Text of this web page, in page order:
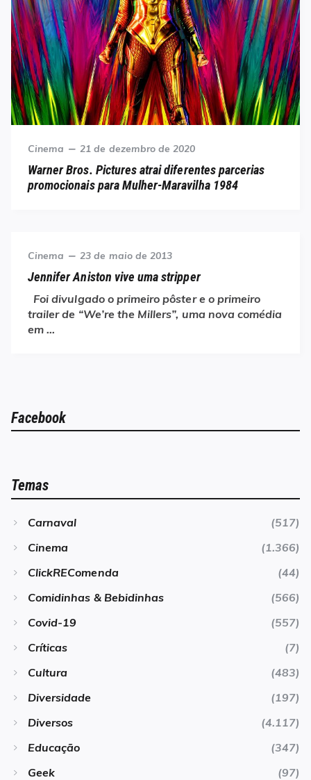
Category
Cinema
Posted
21 de dezembro de 2020
Warner Bros. Pictures atrai diferentes parcerias
promocionais para Mulher-Maravilha 1984
Category
Cinema
Posted
23 de maio de 2013
Jennifer Aniston vive uma stripper
Foi divulgado o primeiro pôster e o primeiro
trailer de “We’re the Millers”, uma nova comédia
em …
Facebook
Temas
Carnaval
(517)
Cinema
(1.366)
ClickREComenda
(44)
Comidinhas & Bebidinhas
(566)
Covid-19
(557)
Críticas
(7)
Cultura
(483)
Diversidade
(197)
Diversos
(4.117)
Educação
(347)
Geek
(97)